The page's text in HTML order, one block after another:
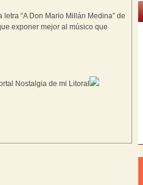
“A Don Mario Millán Medina” de
exponer mejor al músico que
Nostalgia de mi Litoral